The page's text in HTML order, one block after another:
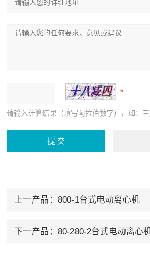
请输入计算结果（填写阿拉伯数字），如：
上一产品： 800-1台式电动离心机
下一产品： 80-280-2台式电动离心